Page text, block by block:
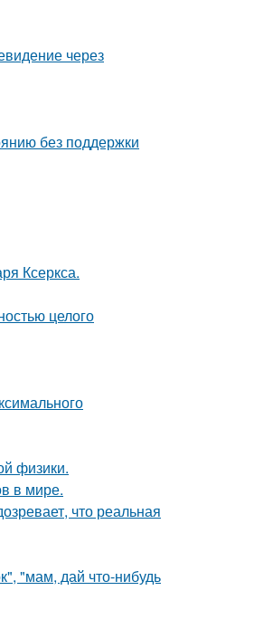
через
без поддержки
Ксеркса.
целого
физики.
в мире.
что реальная
"мам, дай что-нибудь